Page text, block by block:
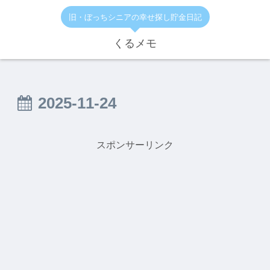
旧・ぼっちシニアの幸せ探し貯金日記
くるメモ
2025-11-24
スポンサーリンク